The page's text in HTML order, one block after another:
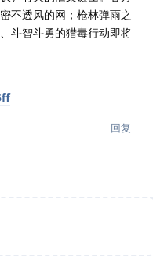
不透风的网；枪林弹雨之
斗智斗勇的猎毒行动即将
回复